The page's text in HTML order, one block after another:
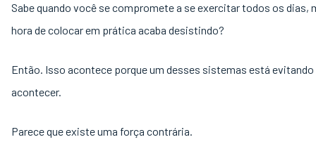
Sabe quando você se compromete a se exercitar todos os dias,
hora de colocar em prática acaba desistindo?
Então. Isso acontece porque um desses sistemas está evitando
acontecer.
Parece que existe uma força contrária.